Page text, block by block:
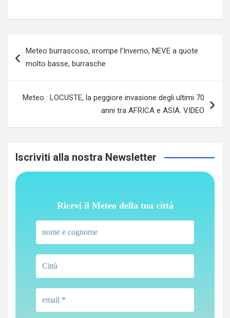
articoli
Meteo burrascoso, irrompe l’Inverno, NEVE a quote
molto basse, burrasche
Meteo : LOCUSTE, la peggiore invasione degli ultimi 70
anni tra AFRICA e ASIA. VIDEO
Iscriviti alla nostra Newsletter
Ricevi il Meteo della tua città